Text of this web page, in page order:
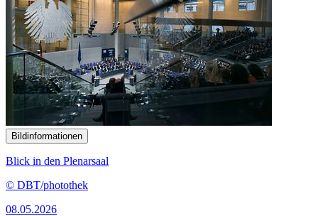
Bildinformationen
Blick in den Plenarsaal
© DBT/photothek
08.05.2026